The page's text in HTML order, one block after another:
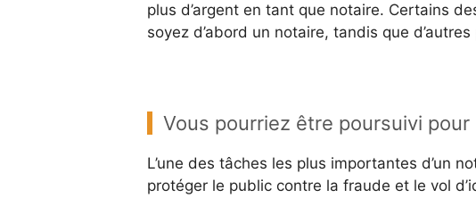
plus d’argent en tant que notaire. Certains
soyez d’abord un notaire, tandis que d’autres
Vous pourriez être poursuivi pour
L’une des tâches les plus importantes d’un
protéger le public contre la fraude et le vol